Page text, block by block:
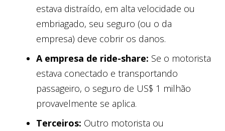
estava distraído, em alta velocidade ou
embriagado, seu seguro (ou o da
empresa) deve cobrir os danos.
A empresa de ride-share: Se o motorista
estava conectado e transportando
passageiro, o seguro de US$ 1 milhão
provavelmente se aplica.
Terceiros: Outro motorista ou